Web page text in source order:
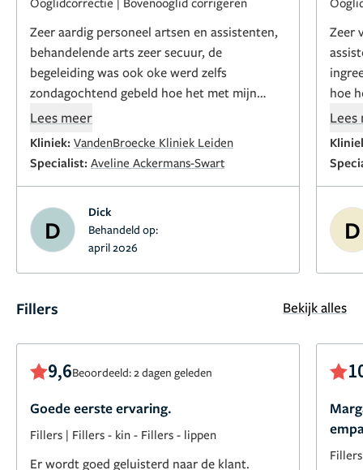
Zeer aardig personeel artsen en assistenten,
behandelende arts zeer secuur, de
begeleiding was ook oke werd zelfs
zondagochtend gebeld hoe het met mijn
ging, na een week de hechtingen verwijderd
maanden nog een laatste controle of alles er
goed uitzag bv de littekens, ik ben er erg op
Kliniek een aanrader.
Lees meer
Kliniek: VandenBroecke Kliniek Leiden
Specialist: Aveline Ackermans-Swart
D
Dick
Behandeld op:
april 2026
Zeer
hoe
een
Lees
D
Fillers Bekijk alles
9,6Beoordeeld: 2 dagen geleden
Goede eerste ervaring.
Fillers | Fillers - kin - Fillers - lippen
Er wordt goed geluisterd naar de klant. Fillers